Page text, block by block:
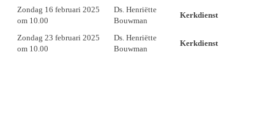
Zondag 16 februari 2025
om 10.00
Ds. Henriëtte
Bouwman
Kerkdienst
Zondag 23 februari 2025
om 10.00
Ds. Henriëtte
Bouwman
Kerkdienst